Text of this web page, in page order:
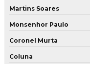
Martins Soares
Monsenhor Paulo
Coronel Murta
Coluna